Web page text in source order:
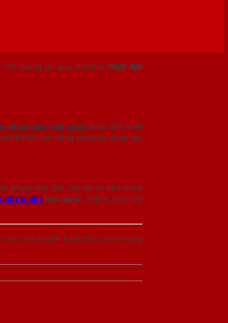
chúng tôi qua Hotline: 0828 400
nhựa abs hàn quốc được sản xuất
đã định sẵn bằng phương pháp tạo
nhựa abs. Bởi vậy nó có khả năng
nhựa abshàn quốc. Ngoài ra trong
cho khách hàng lựa chọn trong